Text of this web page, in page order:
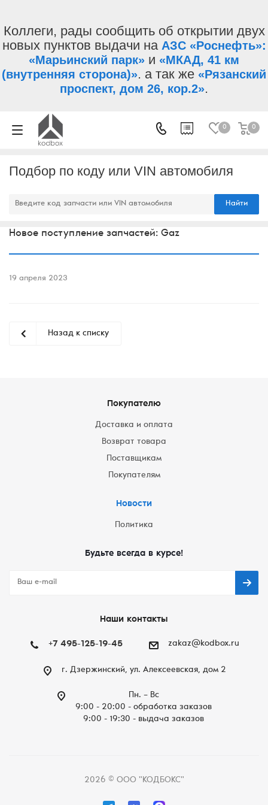
Коллеги, рады сообщить об открытии двух
новых пунктов выдачи на АЗС «Роснефть»:
«Марьинский парк» и «МКАД, 41 км
(внутренняя сторона)». а так же «Рязанский
проспект, дом 26, кор.2».
0 0
Подбор по коду или VIN автомобиля
Найти
Новое поступление запчастей: Gaz
19 апреля 2023
Назад к списку
Покупателю
Доставка и оплата
Возврат товара
Поставщикам
Покупателям
Новости
Политика
Будьте всегда в курсе!
Наши контакты
+7 495-125-19-45 zakaz@kodbox.ru
г. Дзержинский, ул. Алексеевская, дом 2
Пн. – Вc
9:00 - 20:00 - обработка заказов
9:00 - 19:30 - выдача заказов
2026 © ООО "КОДБОКС"